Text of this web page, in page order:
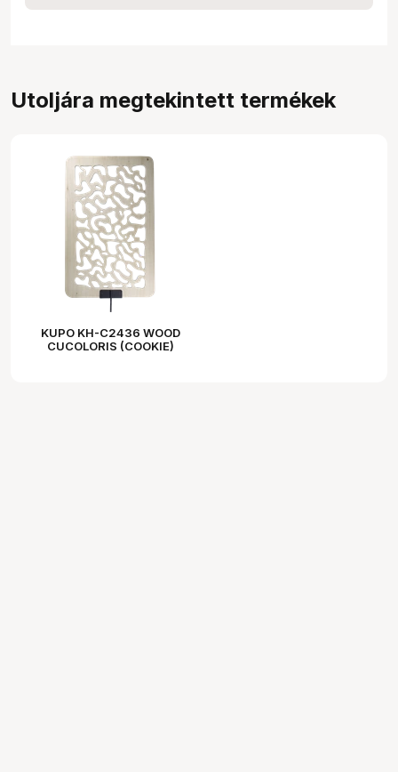
Utoljára megtekintett termékek
KUPO KH-C2436 WOOD
CUCOLORIS (COOKIE)